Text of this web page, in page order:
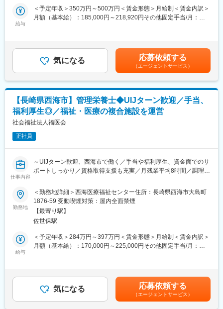
護業務
・患者さんのアセスメント（疾患や状態に関する情報収集・バイ
・ドレーン管理
・服薬管理
■日浦病院の特徴：
◎日浦病院には外来及び一般病棟・特殊疾患病棟・医療療養病
棟・地域包括ケア病棟の4病棟があります。適性に応じ配属部門は
考慮されます。また意欲に応じ、オペや内視鏡室に挑戦する機会
を得ることもできます。
◎子育て経験のあるママスタッフも多数活躍しています。お子さ
んの急な発熱などの体調不良には深い理解があります。シフトの
時間帯も柔軟性を持ち相談をいただける体制です。
■病床：
地域包括ケア病棟50床）
■来院数：2017年度実績
1日平均外来患者数 約131名、1日平均通所リハ利用者数 約41
1日平均入院患者数 約187名、一般病棟平均在院日数 18日
給与
＜予定年収＞350万円～500万円＜賃金形態＞月給制＜賃金内訳＞
月額（基本給）：185,000円～218,920円その他固定手当/月：
25千円夜勤手当： 13千円/回（2交代制）準夜手当： 5千円/回（3
交代制）深夜手当： 65百円/回（3交代制）住宅手当： 2万円寡婦
（夫）手当： 2万円賃金はあくまでも目安の金額であり、選考を
通じて上下する可能性があります。月給(月額)は固定手当を含めた
表記です。
気になる 応募依頼する
（エージェントサービス）
【長崎県西海市】管理栄養士◆UIJターン歓迎／手当、
福利厚生◎／福祉・医療の複合施設を運営
社会福祉法人福医会
正社員
仕事内容
～UIJターン歓迎、西海市で働く／手当や福利厚生、資金面でのサ
ポートしっかり／資格取得支援も充実／月残業平均8時間／調理は
を」目指す福祉・医療の複合施設～
■仕事内容：
・福祉施設やクリニックにおいて、嗜好や既往歴等個々の入居
者、入所者に応じた栄養計画の作成及び栄養指導を行います。ま
たそれに伴う関連業務も担当します。
・当法人の厨房業務は外注しています。委託先との連携や栄養マ
■対象拠点：
・施設事業所／特別養護老人ホーム（50床）、短期入所（8床）
介護療養型老人保健施設（54床）短期（6床）
勤務地
＜勤務地詳細＞西海医療福祉センター住所：長崎県西海市大島町
1876-59 受動喫煙対策：屋内全面禁煙
【最寄り駅】
佐世保駅
給与
＜予定年収＞284万円～397万円＜賃金形態＞月給制＜賃金内訳＞
月額（基本給）：170,000円～225,000円その他固定手当/月：
11000円～12000円（超過分は別途支給）・資格職務手当：4000
円～6000円・処遇改善手当8500円～28000円・制限手当1000円
～4000円賃金はあくまでも目安の金額であり、選考を通じて上下
気になる 応募依頼する
（エージェントサービス）